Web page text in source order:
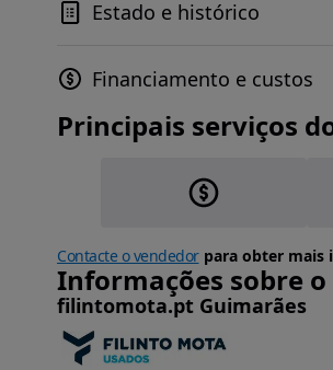
Estado e histórico
Financiamento e custos
Principais serviços
Contacte o vendedorpara obter mais
Informações sobre
filintomota.pt Guimarães